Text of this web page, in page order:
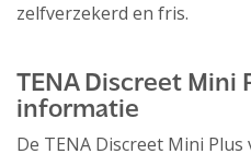
zelfverzekerd en fris.
TENA Discreet Mini
informatie
De TENA Discreet Mini